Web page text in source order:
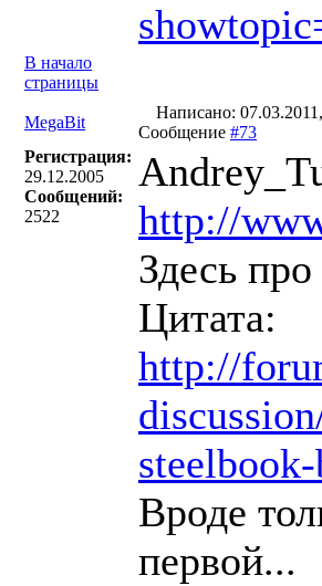
В начало
страницы
MegaBit
Написано:
Сообщение #73
Регистрация:
29.12.2005
Сообщений:
2522
http://
Здесь
Цитата:
http://
Вроде
первой...